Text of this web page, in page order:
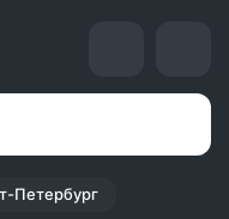
Петербург